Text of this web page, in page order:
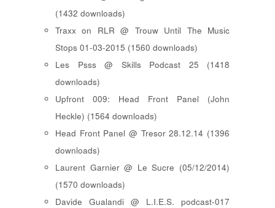
(1432 downloads)
Traxx on RLR @ Trouw Until The Music
Stops 01-03-2015 (1560 downloads)
Les Psss @ Skills Podcast 25 (1418
downloads)
Upfront 009: Head Front Panel (John
Heckle) (1564 downloads)
Head Front Panel @ Tresor 28.12.14 (1396
downloads)
Laurent Garnier @ Le Sucre (05/12/2014)
(1570 downloads)
Davide Gualandi @ L.I.E.S. podcast-017